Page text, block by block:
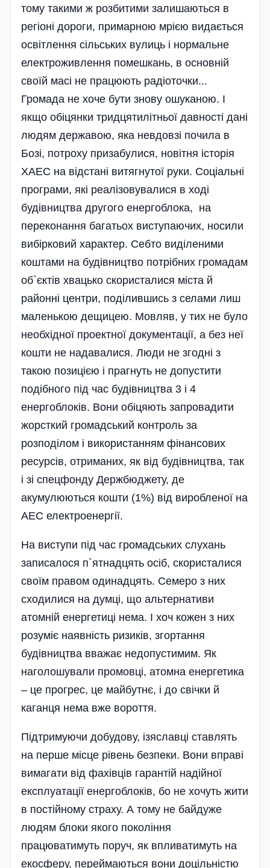
тому такими ж розбитими залишаються в
регіоні дороги, примарною мрією видається
освіт­лення сіль­ських вулиць і нормальне
електроживлення помешкань, в основній
своїй масі не працюють радіоточки...
Громада не хоче бути знову ошуканою. І
якщо обіцянки тридцятилітньої давності дані
людям державою, яка невдовзі почила в
Бозі, потроху призабулися, новітня історія
ХАЕС на відстані витягнутої руки. Соці­альні
програми, які реалізовувалися в ході
будівництва другого енергоблока, на
переконання багатьох виступаючих, носили
ви­­бір­­ковий характер. Себто виділеними
коштами на будівництво потрібних громадам
об`єктів хвацько скористалися міста й
районні центри, поділившись з селами лиш
маленькою дещицею. Мовляв, у тих не було
необхідної проектної документації, а без неї
кошти не надавалися. Люди не згодні з
такою позицією і прагнуть не допустити
подібного під час будівництва 3 і 4
енергоблоків. Вони обіцяють запровадити
жорсткий громадський контроль за
розподілом і використанням фінансових
ресурсів, отриманих, як від будівництва, так
і зі спецфонду Держбюджету, де
акумулюються кошти (1%) від виробленої на
АЕС електроенергії.
На виступи під час громадських слухань
записалося п`ятнадцять осіб, скористалися
своїм правом одинадцять. Семеро з них
сходилися на думці, що альтернативи
атомній енергетиці нема. І хоч кожен з них
розуміє наявність ризиків, згортання
будівництва вважає недопустимим. Як
наголошували промовці, атомна енергетика
– це прогрес, це майбутнє, і до свічки й
каганця нема вже вороття.
Підтримуючи добудову, ізяславці ставлять
на перше місце рівень безпеки. Вони вправі
вимагати від фахівців гарантій надійної
експлуатації енергоблоків, бо не хочуть жити
в постійному страху. А тому не байдуже
людям блоки якого покоління
працюватимуть поруч, як впливатимуть на
екосферу, переймаються вони доцільністю